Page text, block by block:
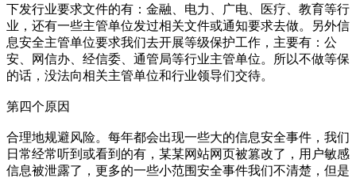
下发行业要求文件的有：金融、电力、广电、医疗、教育等行
业，还有一些主管单位发过相关文件或通知要求去做。另外信
息安全主管单位要求我们去开展等级保护工作，主要有：公
安、网信办、经信委、通管局等行业主管单位。所以不做等保
的话，没法向相关主管单位和行业领导们交待。
第四个原因
合理地规避风险。每年都会出现一些大的信息安全事件，我们
日常经常听到或看到的有，某某网站网页被篡改了，用户敏感
信息被泄露了，更多的一些小范围安全事件我们不清楚，但是